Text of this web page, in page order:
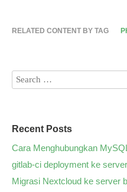
RELATED CONTENT BY TAG
Recent Posts
Cara Menghubungkan
gitlab-ci deployment ke
Migrasi Nextcloud ke server